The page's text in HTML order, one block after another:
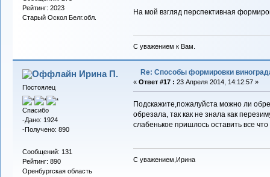
Рейтинг: 2023
Старый Оскол Белг.обл.
На мой взгляд перспективная
С уважением к Вам.
Ирина П.
Постоялец
Спасибо
-Дано: 1924
-Получено: 890
Сообщений: 131
Рейтинг: 890
Оренбургская область
Re: Способы формировки
« Ответ #17 : 23 Апреля 2014, 14:12:57 »
Подскажите,пожалуйста можно ли
обрезала, так как не знала как
слабенькое пришлось оставить все
С уважением,Ирина